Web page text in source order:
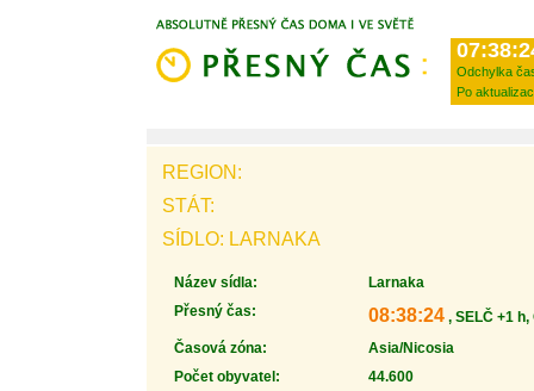
Odchylka
Po
REGION:
STÁT:
SÍDLO: LARNAKA
Název sídla:
Larnaka
Přesný čas:
08:38:24 , SELČ +1 h,
Časová zóna:
Asia/Nicosia
Počet obyvatel:
44.600